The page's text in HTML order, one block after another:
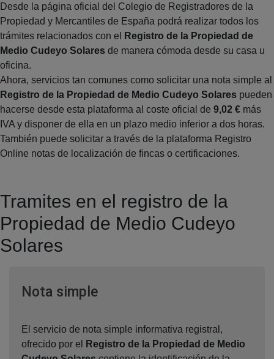
Desde la página oficial del Colegio de Registradores de la
Propiedad y Mercantiles de España podrá realizar todos los
trámites relacionados con el
Registro de la Propiedad de
Medio Cudeyo Solares de manera cómoda desde su casa u
oficina.
Ahora, servicios tan comunes como solicitar una nota simple al
Registro de la Propiedad de Medio Cudeyo Solares pueden
hacerse desde esta plataforma al coste oficial de 9,02 € más
IVA y disponer de ella en un plazo medio inferior a dos horas.
También puede solicitar a través de la plataforma Registro
Online notas de localización de fincas o certificaciones.
Tramites en el registro de la
Propiedad de Medio Cudeyo
Solares
Nota simpleVentana nueva
El servicio de nota simple informativa registral,
ofrecido por el
Registro de la Propiedad de Medio